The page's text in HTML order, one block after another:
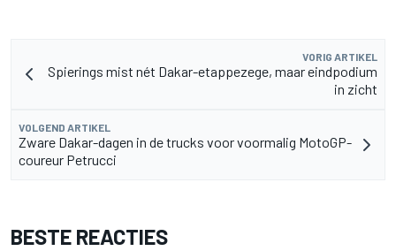
VORIG ARTIKEL
Spierings mist nét Dakar-etappezege, maar eindpodium
in zicht
VOLGEND ARTIKEL
Zware Dakar-dagen in de trucks voor voormalig MotoGP-
coureur Petrucci
BESTE REACTIES